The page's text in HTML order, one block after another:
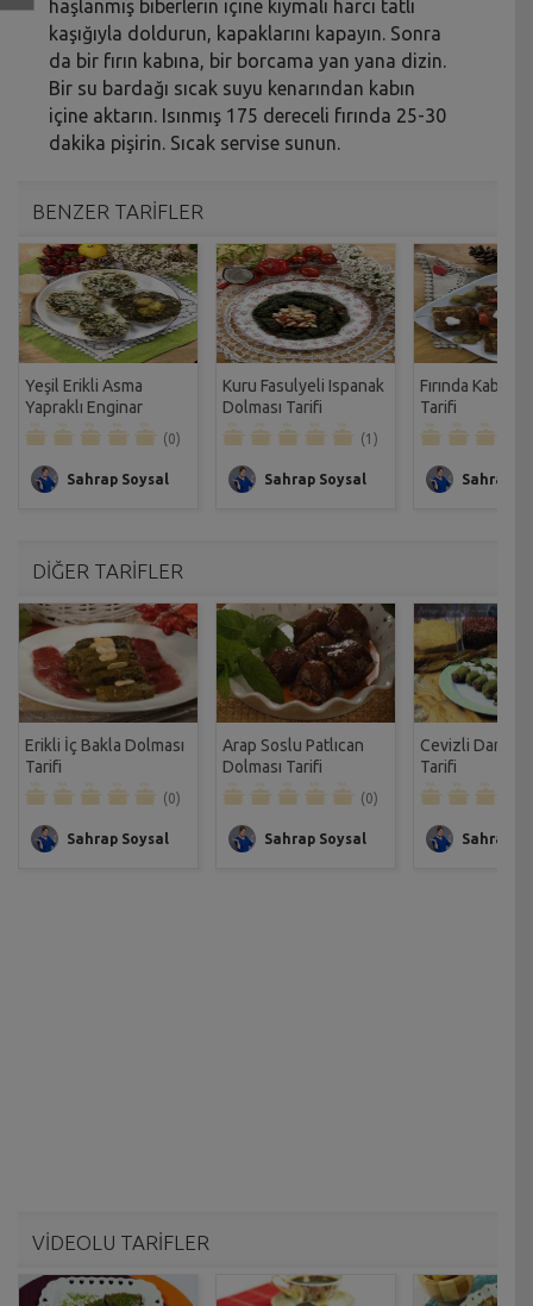
haşlanmış biberlerin içine kıymalı harcı tatlı
kaşığıyla doldurun, kapaklarını kapayın. Sonra
da bir fırın kabına, bir borcama yan yana dizin.
Bir su bardağı sıcak suyu kenarından kabın
içine aktarın. Isınmış 175 dereceli fırında 25-30
dakika pişirin. Sıcak servise sunun.
BENZER TARİFLER
Yeşil Erikli Asma
Yapraklı Enginar
Dolması Tarifi
(0)
Sahrap Soysal
Kuru Fasulyeli Ispanak
Dolması Tarifi
(1)
Sahrap Soysal
Fırında
Tarifi
Sahrap
DİĞER TARİFLER
Erikli İç Bakla Dolması
Tarifi
(0)
Sahrap Soysal
Arap Soslu Patlıcan
Dolması Tarifi
(0)
Sahrap Soysal
Cevizli Damat
Tarifi
Sahrap
VİDEOLU TARİFLER